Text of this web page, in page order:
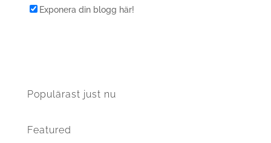
Exponera din blogg här!
Populärast just nu
Featured